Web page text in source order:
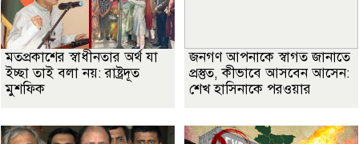
মতপ্রকাশের স্বাধীনতার অর্থ যা
ইচ্ছা তাই বলা নয়: রাষ্ট্রদূত
মুশফিক
জনগণ আপনাকে স্বাগত জানাতে
প্রস্তুত, কীভাবে আসবেন আসেন:
শেখ হাসিনাকে পরওয়ার